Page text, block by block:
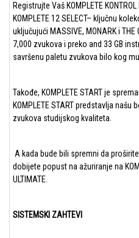
Registrujte Vaš KOMPLETE
KOMPLETE 12 SELECT– ključnu
uključujući MASSIVE, MONARK i
7,000 zvukova i preko and 33 GB
savršenu paletu zvukova bilo kog
Takođe, KOMPLETE START je
KOMPLETE START predstavlja
zvukova studijskog kvaliteta.
A kada bude bili spremni da
dobijete popust na ažuriranje na
ULTIMATE.
SISTEMSKI ZAHTEVI